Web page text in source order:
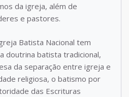
da igreja, além de
e pastores.
Batista Nacional tem
doutrina batista tradicional,
da separação entre igreja e
religiosa, o batismo por
das Escrituras